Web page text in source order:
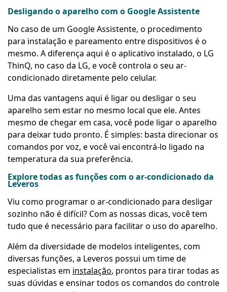
Desligando o aparelho com o Google Assistente
No caso de um Google Assistente, o procedimento
para instalação e pareamento entre dispositivos é o
mesmo. A diferença aqui é o aplicativo instalado, o LG
ThinQ, no caso da LG, e você controla o seu ar-
condicionado diretamente pelo celular.
Uma das vantagens aqui é ligar ou desligar o seu
aparelho sem estar no mesmo local que ele. Antes
mesmo de chegar em casa, você pode ligar o aparelho
para deixar tudo pronto. É simples: basta direcionar os
comandos por voz, e você vai encontrá-lo ligado na
temperatura da sua preferência.
Explore todas as funções com o ar-condicionado da
Leveros
Viu como programar o ar-condicionado para desligar
sozinho não é difícil? Com as nossas dicas, você tem
tudo que é necessário para facilitar o uso do aparelho.
Além da diversidade de modelos inteligentes, com
diversas funções, a Leveros possui um time de
especialistas em instalação, prontos para tirar todas as
suas dúvidas e ensinar todos os comandos do controle